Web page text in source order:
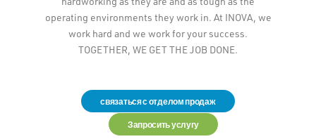
operating environments they work in. At INOVA, we
work hard and we work for your success.
TOGETHER, WE GET THE JOB DONE.
связаться с отделом продаж
Запросить услугу